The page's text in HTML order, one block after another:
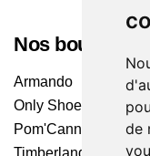
de
Nos boutiques
Armando
Only Shoes
Pom'Cannelle